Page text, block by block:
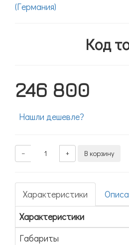
(Германия)
Код
246 800
Нашли дешевле?
− + В корзину
Характеристики
Характеристики
Габариты